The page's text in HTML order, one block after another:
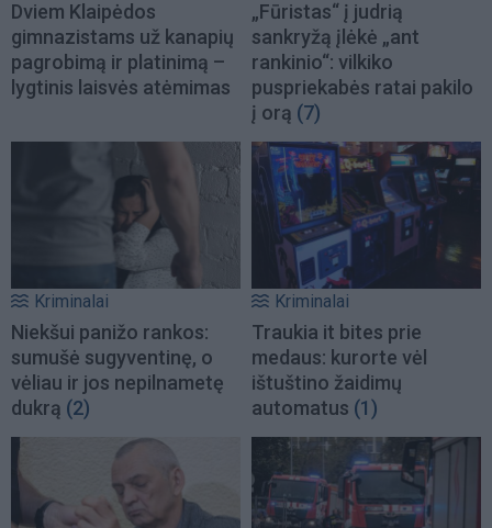
Dviem Klaipėdos
gimnazistams už kanapių
pagrobimą ir platinimą –
lygtinis laisvės atėmimas
„Fūristas“ į judrią
sankryžą įlėkė „ant
rankinio“: vilkiko
puspriekabės ratai pakilo
į orą (7)
Kriminalai
Niekšui panižo rankos:
sumušė sugyventinę, o
vėliau ir jos nepilnametę
dukrą (2)
Kriminalai
Traukia it bites prie
medaus: kurorte vėl
ištuštino žaidimų
automatus (1)